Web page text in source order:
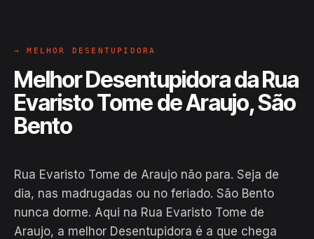
→ MELHOR DESENTUPIDORA
Melhor Desentupidora da Rua
Evaristo Tome de Araujo, São
Bento
Rua Evaristo Tome de Araujo não para. Seja de
dia, nas madrugadas ou no feriado. São Bento
nunca dorme. Aqui na Rua Evaristo Tome de
Araujo, a melhor Desentupidora é a que chega